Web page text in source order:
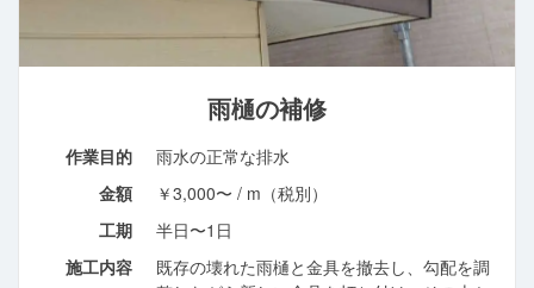
雨樋の補修
作業目的
雨水の正常な排水
金額
￥3,000〜 / m（税別）
工期
半日〜1日
施工内容
既存の壊れた雨樋と金具を撤去し、勾配を調